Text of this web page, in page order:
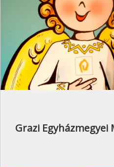
Grazi Egyházmegyei